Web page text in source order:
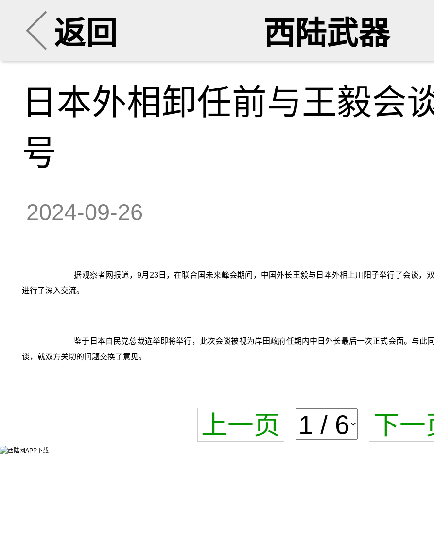
返回 西陆武器
日本外相卸任前与王毅会
号
2024-09-26
据观察者网报道，9月23日，在联合国未来峰会期间，中国外长王毅与日本外相上川阳子举行了会谈，
进行了深入交流。
鉴于日本自民党总裁选举即将举行，此次会谈被视为岸田政府任期内中日外长最后一次正式会面。与此
谈，就双方关切的问题交换了意见。
上一页 下一